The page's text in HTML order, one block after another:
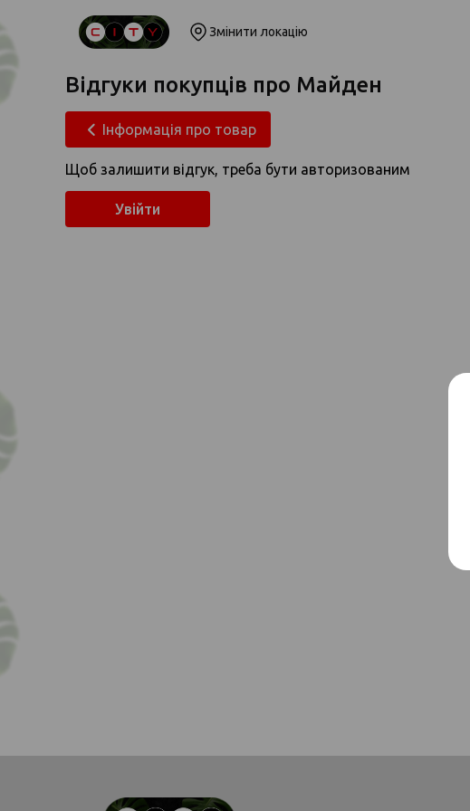
Змінити локацію
Відгуки покупців про Майден
Інформація про товар
Щоб залишити відгук, треба бути авторизованим
Увійти